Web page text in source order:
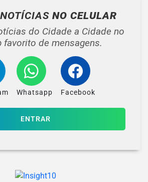
NO CELULAR
do Cidade a Cidade no
favorito de mensagens.
Whatsapp Facebook
ENTRAR